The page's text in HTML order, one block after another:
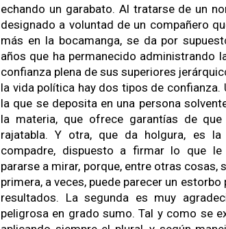
echando un garabato. Al tratarse de un
designado a voluntad de un compañero
más en la bocamanga, se da por
años que ha permanecido administrando
confianza plena de sus superiores
la vida política hay dos tipos de confianza.
la que se deposita en una persona
la materia, que ofrece garantías de
rajatabla. Y otra, que da holgura, es
compadre, dispuesto a firmar lo que
pararse a mirar, porque, entre otras cosas,
primera, a veces, puede parecer un estorbo
resultados. La segunda es muy
peligrosa en grado sumo. Tal y como se